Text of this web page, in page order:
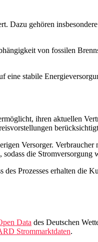
Dazu gehören
von fossilen
stabile
ihren aktuellen
Versorger.
die
Prozesses erhalten die
Data des Deutschen
Strommarktdaten.